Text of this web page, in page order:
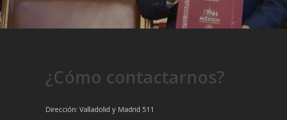
¿Cómo contactarnos?
Dirección: Valladolid y Madrid 511